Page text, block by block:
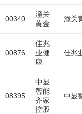
00340
潼关
黄金
潼关
00876
佳兆
业健
康
佳兆
08395
中显
智能
齐家
控股
中显